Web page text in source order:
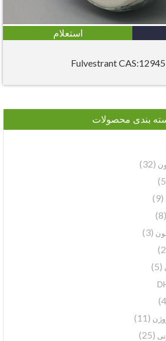
استعلام
Fulvestrant
بندی محصولات
(32)
(3)
(11)
(25)